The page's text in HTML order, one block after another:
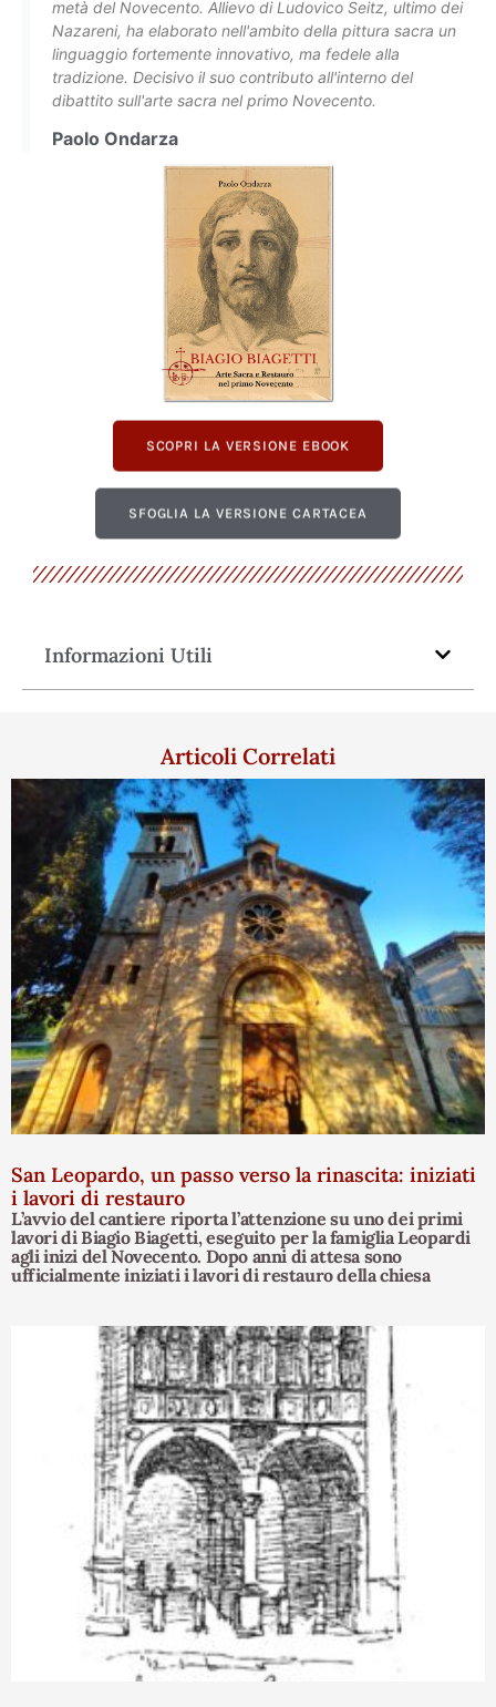
metà del Novecento. Allievo di Ludovico Seitz, ultimo dei
Nazareni, ha elaborato nell'ambito della pittura sacra un
linguaggio fortemente innovativo, ma fedele alla
tradizione. Decisivo il suo contributo all'interno del
dibattito sull'arte sacra nel primo Novecento.
Paolo Ondarza
SCOPRI LA VERSIONE EBOOK
SFOGLIA LA VERSIONE CARTACEA
Informazioni Utili
Articoli Correlati
San Leopardo, un passo verso la rinascita: iniziati
i lavori di restauro
L’avvio del cantiere riporta l’attenzione su uno dei primi
lavori di Biagio Biagetti, eseguito per la famiglia Leopardi
agli inizi del Novecento. Dopo anni di attesa sono
ufficialmente iniziati i lavori di restauro della chiesa